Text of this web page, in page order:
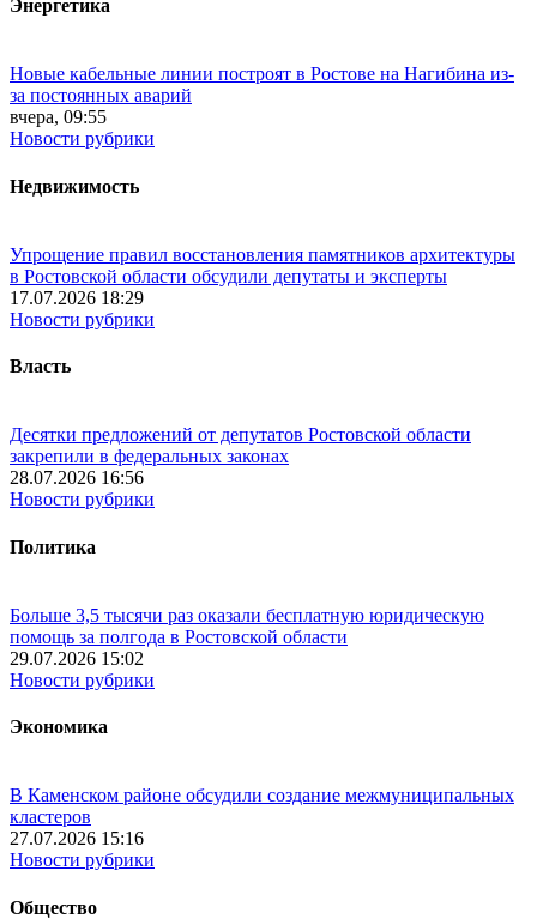
Энергетика
Новые кабельные линии построят в Ростове на Нагибина из-
за постоянных аварий
вчера, 09:55
Новости рубрики
Недвижимость
Упрощение правил восстановления памятников архитектуры
в Ростовской области обсудили депутаты и эксперты
17.07.2026 18:29
Новости рубрики
Власть
Десятки предложений от депутатов Ростовской области
закрепили в федеральных законах
28.07.2026 16:56
Новости рубрики
Политика
Больше 3,5 тысячи раз оказали бесплатную юридическую
помощь за полгода в Ростовской области
29.07.2026 15:02
Новости рубрики
Экономика
В Каменском районе обсудили создание межмуниципальных
кластеров
27.07.2026 15:16
Новости рубрики
Общество